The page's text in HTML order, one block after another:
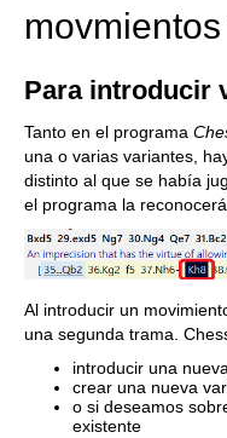
Para introducir
Tanto en el programa
una o varias variantes,
distinto al que se había
el programa la
Al introducir un
una segunda trama.
introducir una
crear una nueva
o si deseamos
existente